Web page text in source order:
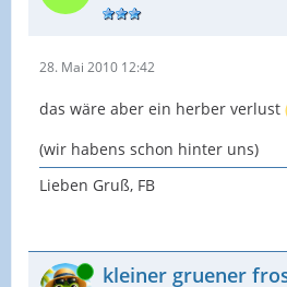
28. Mai 2010 12:42
das wäre aber ein herber verlust
(wir habens schon hinter uns)
Lieben Gruß, FB
Online kleiner gruener